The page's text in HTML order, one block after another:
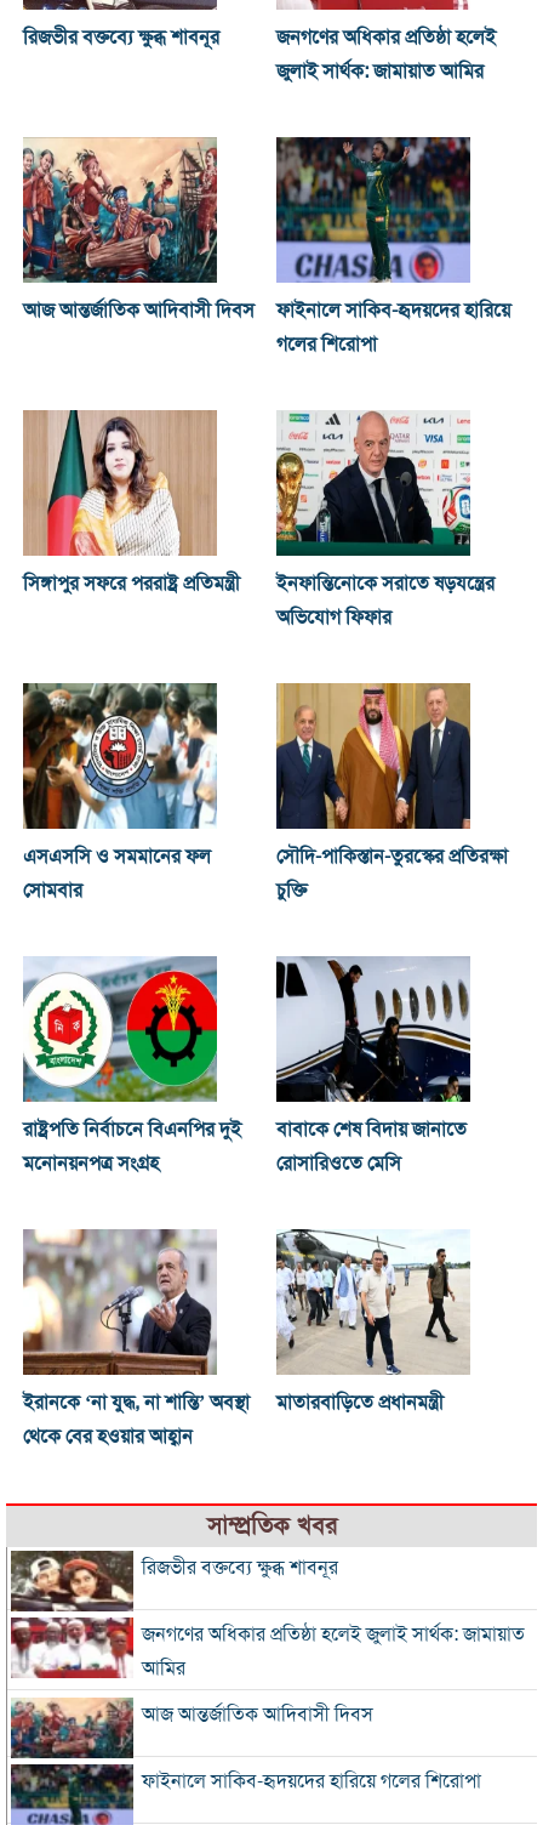
রিজভীর বক্তব্যে ক্ষুব্ধ শাবনূর
জনগণের অধিকার প্রতিষ্ঠা হলেই
জুলাই সার্থক: জামায়াত আমির
আজ আন্তর্জাতিক আদিবাসী দিবস
ফাইনালে সাকিব-হৃদয়দের হারিয়ে
গলের শিরোপা
সিঙ্গাপুর সফরে পররাষ্ট্র প্রতিমন্ত্রী
ইনফান্তিনোকে সরাতে ষড়যন্ত্রের
অভিযোগ ফিফার
এসএসসি ও সমমানের ফল
সোমবার
সৌদি-পাকিস্তান-তুরস্কের প্রতিরক্ষা
চুক্তি
রাষ্ট্রপতি নির্বাচনে বিএনপির দুই
মনোনয়নপত্র সংগ্রহ
বাবাকে শেষ বিদায় জানাতে
রোসারিওতে মেসি
ইরানকে ‘না যুদ্ধ, না শান্তি’ অবস্থা
থেকে বের হওয়ার আহ্বান
মাতারবাড়িতে প্রধানমন্ত্রী
সাম্প্রতিক খবর
রিজভীর বক্তব্যে ক্ষুব্ধ শাবনূর
জনগণের অধিকার প্রতিষ্ঠা হলেই জুলাই সার্থক: জামায়াত
আমির
আজ আন্তর্জাতিক আদিবাসী দিবস
ফাইনালে সাকিব-হৃদয়দের হারিয়ে গলের শিরোপা